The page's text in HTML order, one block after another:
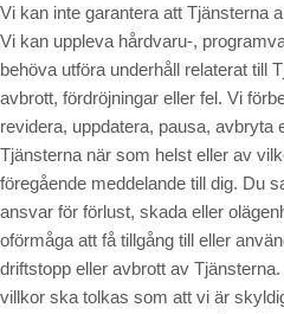
Vi kan inte garantera att Tjänsterna
Vi kan uppleva hårdvaru-,
behöva utföra underhåll relaterat till
avbrott, fördröjningar eller fel. Vi
revidera, uppdatera, pausa, avbryta
Tjänsterna när som helst eller av
föregående meddelande till dig. Du
ansvar för förlust, skada eller
oförmåga att få tillgång till eller
driftstopp eller avbrott av
villkor ska tolkas som att vi är